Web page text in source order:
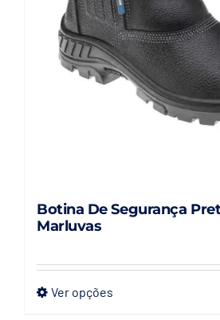
Botina De Segurança
Marluvas
Ver opçõesEste